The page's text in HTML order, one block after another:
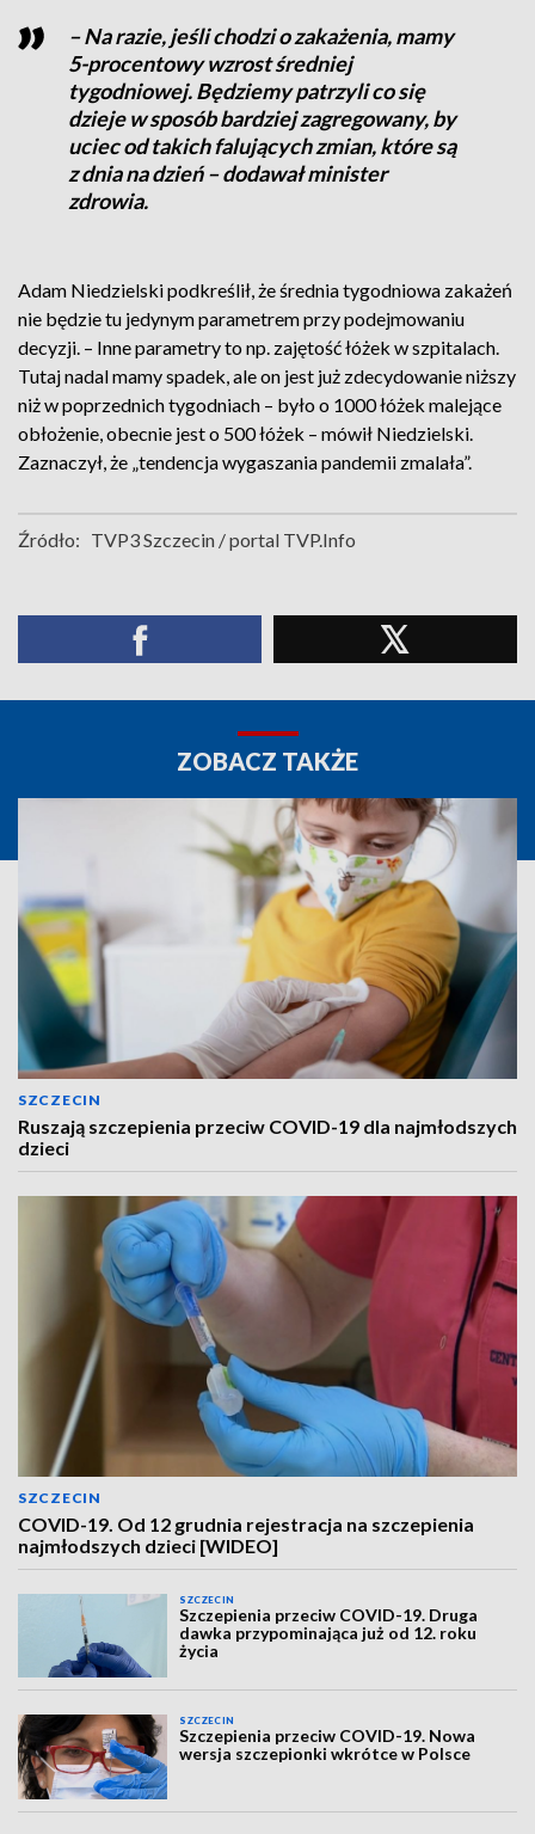
– Na razie, jeśli chodzi o zakażenia, mamy
5-procentowy wzrost średniej
tygodniowej. Będziemy patrzyli co się
dzieje w sposób bardziej zagregowany, by
uciec od takich falujących zmian, które są
z dnia na dzień – dodawał minister
zdrowia.
Adam Niedzielski podkreślił, że średnia tygodniowa zakażeń
nie będzie tu jedynym parametrem przy podejmowaniu
decyzji. – Inne parametry to np. zajętość łóżek w szpitalach.
Tutaj nadal mamy spadek, ale on jest już zdecydowanie niższy
niż w poprzednich tygodniach – było o 1000 łóżek malejące
obłożenie, obecnie jest o 500 łóżek – mówił Niedzielski.
Zaznaczył, że „tendencja wygaszania pandemii zmalała”.
Źródło: TVP3 Szczecin / portal TVP.Info
ZOBACZ TAKŻE
SZCZECIN
Ruszają szczepienia przeciw COVID-19 dla najmłodszych
dzieci
SZCZECIN
COVID-19. Od 12 grudnia rejestracja na szczepienia
najmłodszych dzieci [WIDEO]
SZCZECIN
Szczepienia przeciw COVID-19. Druga
dawka przypominająca już od 12. roku
życia
SZCZECIN
Szczepienia przeciw COVID-19. Nowa
wersja szczepionki wkrótce w Polsce